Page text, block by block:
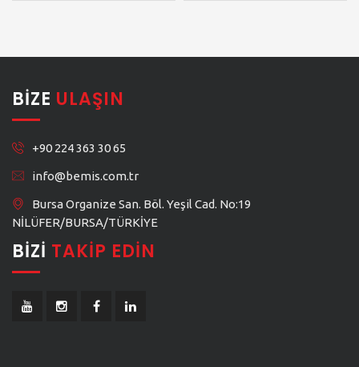
BIZE ULAŞIN
+90 224 363 30 65
info@bemis.com.tr
Bursa Organize San. Böl. Yeşil Cad. No:19
NİLÜFER/BURSA/TÜRKİYE
BIZI TAKIP EDIN